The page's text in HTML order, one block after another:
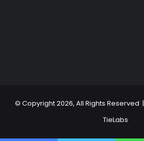
© Copyright 2026, All Rights Reserved |
TieLabs